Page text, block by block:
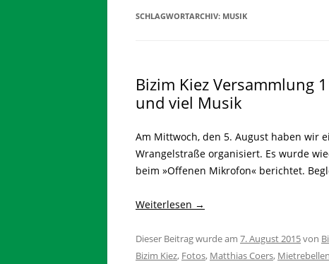
SCHLAGWORTARCHIV: MUSIK
Bizim Kiez Versammlung
und viel Musik
Am Mittwoch, den 5. August haben wir
Wrangelstraße organisiert. Es wurde
beim »Offenen Mikrofon« berichtet.
Weiterlesen →
Dieser Beitrag wurde am 7. August 2015von
Bizim Kiez, Fotos, Matthias Coers, Mietrebellen